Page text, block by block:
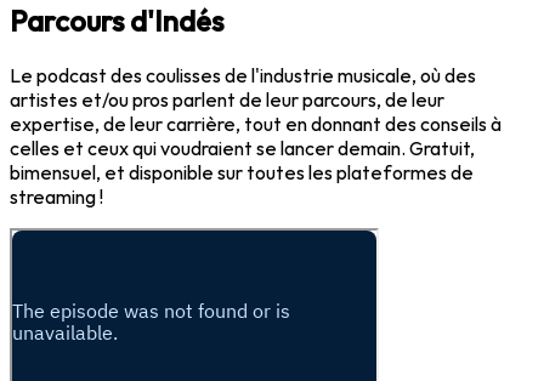
Parcours d'Indés
Le podcast des coulisses de l'industrie musicale, où des
artistes et/ou pros parlent de leur parcours, de leur
expertise, de leur carrière, tout en donnant des conseils à
celles et ceux qui voudraient se lancer demain. Gratuit,
bimensuel, et disponible sur toutes les plateformes de
streaming !